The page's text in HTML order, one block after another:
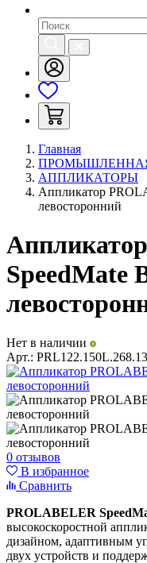
Главная
АППЛИКАТОРЫ
Аппликатор
левосторонний
SpeedMate
Нет в наличии
Арт.:
0 отзывов
В избранное
Сравнить
PROLABELER
высокоскоростной
дизайном, адаптивным
двух устройств и